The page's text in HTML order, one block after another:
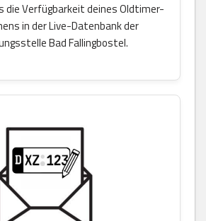
die Verfügbarkeit deines Oldtimer-
in der Live-Datenbank der
Bad Fallingbostel.